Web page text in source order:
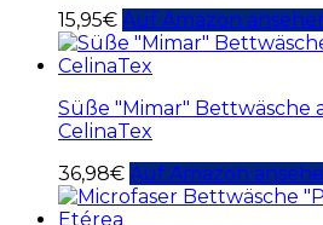
15,95€ Auf Amazon
Süße "Mimar" Bettwäsche
CelinaTex
36,98€ Auf Amazon